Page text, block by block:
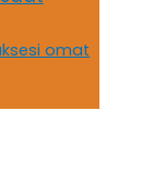
omat